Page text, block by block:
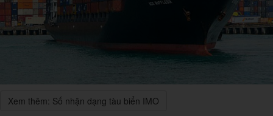
Xem thêm: Số nhận dạng tàu biển IMO